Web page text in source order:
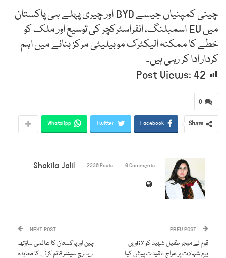
چینی کمپنیاں جیسے BYD اور چیری پہلے ہی پاکستان
میں EV اسمبلنگ، انفراسٹرکچر کی توسیع اور ملک کو
خطے کا ممکنہ الیکٹرک موبیلیٹی مرکز بنانے میں اہم
کردار ادا کر رہی ہیں۔
Post Views: 42
0
Share
Facebook
Twitter
WhatsApp
Shakila Jalil 2330 Posts 0 Comments
قوم نے میجر طفیل شہید کو 67ویں
یومِ شہادت پر خراجِ عقیدت پیش کیا
NEXT POST
چین اور پاکستان کا عالمی ساؤتھ
ریسرچ سینٹر قائم کرنے کا معاہدہ